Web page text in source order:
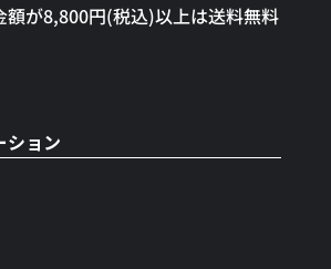
額が8,800円(税込)以上は送料無料
ション